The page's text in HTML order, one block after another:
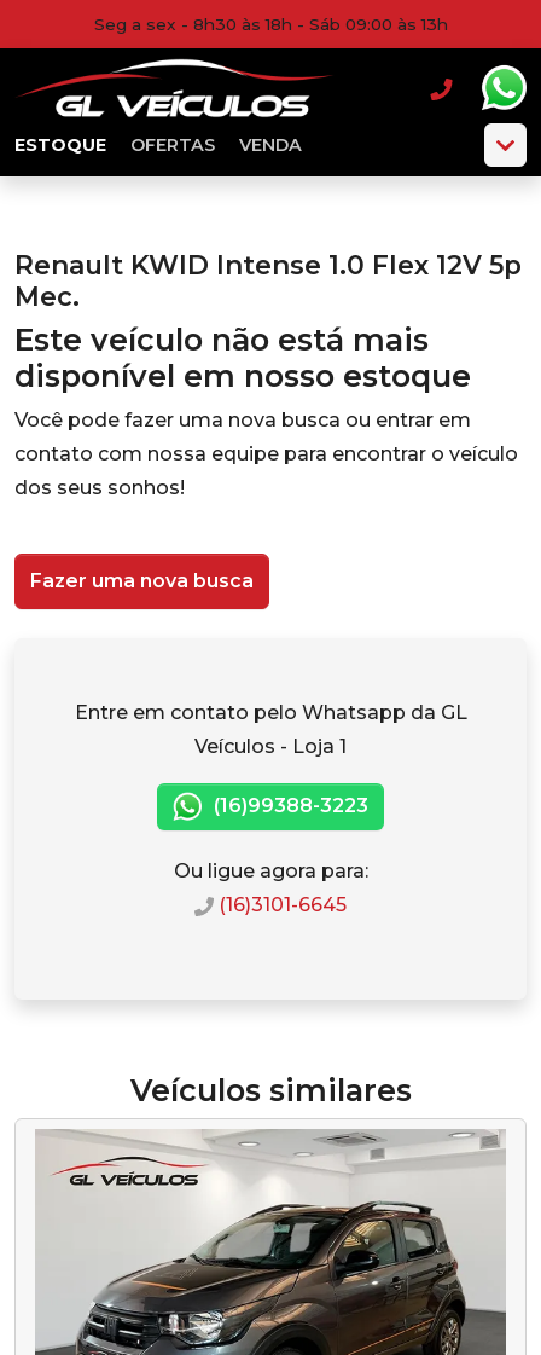
Seg a sex - 8h30 às 18h - Sáb 09:00 às 13h
ESTOQUE OFERTAS VENDA
Renault KWID Intense 1.0 Flex 12V 5p
Mec.
Este veículo não está mais
disponível em nosso estoque
Você pode fazer uma nova busca ou entrar em
contato com nossa equipe para encontrar o veículo
dos seus sonhos!
Fazer uma nova busca
Entre em contato pelo Whatsapp da GL
Veículos - Loja 1
(16)99388-3223
Ou ligue agora para:
(16)3101-6645
Veículos similares